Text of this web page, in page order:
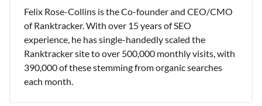
Felix Rose-Collins is the Co-founder and CEO/CMO
of Ranktracker. With over 15 years of SEO
experience, he has single-handedly scaled the
Ranktracker site to over 500,000 monthly visits, with
390,000 of these stemming from organic searches
each month.